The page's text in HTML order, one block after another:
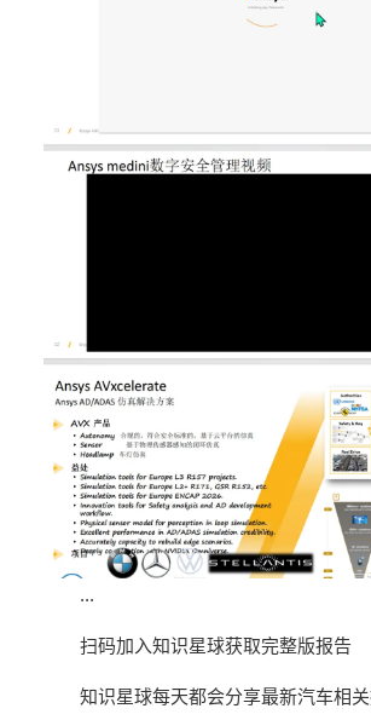
...
扫码加入知识星球获取完整版报告
知识星球每天都会分享最新汽车相